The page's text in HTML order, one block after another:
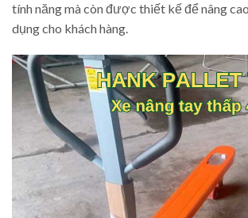
tính năng mà còn được thiết kế để nâng
dụng cho khách hàng.